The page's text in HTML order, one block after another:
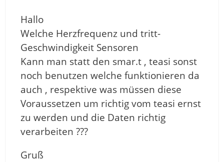
Hallo
Welche Herzfrequenz und tritt-
Geschwindigkeit Sensoren
Kann man statt den smar.t , teasi sonst
noch benutzen welche funktionieren da
auch , respektive was müssen diese
Voraussetzen um richtig vom teasi ernst
zu werden und die Daten richtig
verarbeiten ???
Gruß